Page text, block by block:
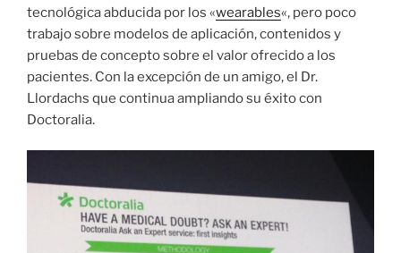
tecnológica abducida por los «wearables«, pero poco
trabajo sobre modelos de aplicación, contenidos y
pruebas de concepto sobre el valor ofrecido a los
pacientes. Con la excepción de un amigo, el Dr.
Llordachs que continua ampliando su éxito con
Doctoralia.